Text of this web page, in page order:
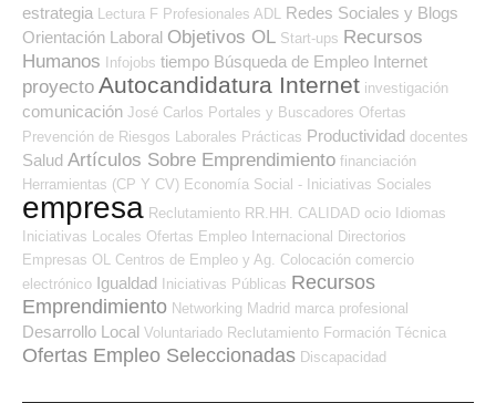
estrategia Lectura F Profesionales ADL
Redes Sociales y Blogs
Orientación Laboral Objetivos OL Start-ups Recursos
Humanos Infojobs tiempo Búsqueda de Empleo Internet
proyecto Autocandidatura Internet investigación
comunicación José Carlos Portales y Buscadores Ofertas
Prevención de Riesgos Laborales Prácticas Productividad docentes
Salud Artículos Sobre Emprendimiento financiación
Herramientas (CP Y CV) Economía Social - Iniciativas Sociales
empresa Reclutamiento RR.HH. CALIDAD ocio Idiomas
Iniciativas Locales Ofertas Empleo Internacional Directorios
Empresas OL
Centros de Empleo y Ag. Colocación comercio
electrónico Igualdad Iniciativas Públicas Recursos
Emprendimiento Networking Madrid marca profesional
Desarrollo Local Voluntariado Reclutamiento Formación Técnica
Ofertas Empleo Seleccionadas Discapacidad